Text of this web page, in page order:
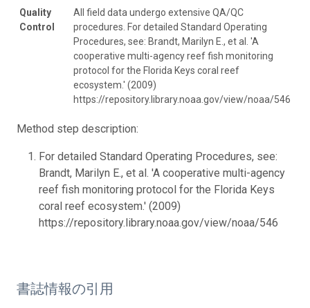
Quality
Control
All field data undergo extensive QA/QC
procedures. For detailed Standard Operating
Procedures, see: Brandt, Marilyn E., et al. 'A
cooperative multi-agency reef fish monitoring
protocol for the Florida Keys coral reef
ecosystem.' (2009)
https://repository.library.noaa.gov/view/noaa/546
Method step description:
For detailed Standard Operating Procedures, see:
Brandt, Marilyn E., et al. 'A cooperative multi-agency
reef fish monitoring protocol for the Florida Keys
coral reef ecosystem.' (2009)
https://repository.library.noaa.gov/view/noaa/546
書誌情報の引用